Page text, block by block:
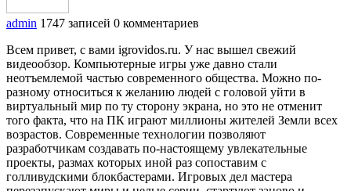
admin 1747 записей 0 комментариев
Всем привет, с вами igrovidos.ru. У нас вышел свежий
видеообзор. Компьютерные игры уже давно стали
неотъемлемой частью современного общества. Можно по-
разному относиться к желанию людей с головой уйти в
виртуальный мир по ту сторону экрана, но это не отменит
того факта, что на ПК играют миллионы жителей Земли всех
возрастов. Современные технологии позволяют
разработчикам создавать по-настоящему увлекательные
проекты, размах которых иной раз сопоставим с
голливудскими блокбастерами. Игровых дел мастера